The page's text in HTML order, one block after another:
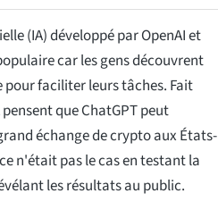
(IA) développé par OpenAI et
car les gens découvrent
faciliter leurs tâches. Fait
que ChatGPT peut
échange de crypto aux États-
n'était pas le cas en testant la
les résultats au public.